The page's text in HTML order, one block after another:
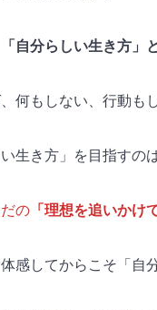
「自分らしい生き方」
何もしない、行動も
い生き方」を目指すの
の 「理想を追いかけ
感してからこそ「自